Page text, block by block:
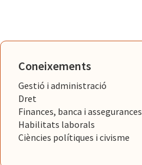
Coneixements
Gestió i administració
Dret
Finances, banca i assegurances
Habilitats laborals
Ciències polítiques i civisme